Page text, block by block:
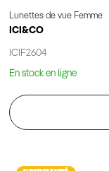
Lunettes de vue Femme
ICI&CO
ICIF2604
En stock en ligne